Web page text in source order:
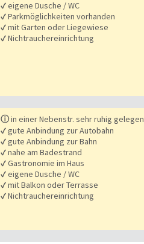
✓eigene Dusche / WC
✓Parkmöglichkeiten vorhanden
✓mit Garten oder Liegewiese
✓Nichtrauchereinrichtung
ⓘin einer Nebenstr. sehr ruhig gelegen
✓gute Anbindung zur Autobahn
✓gute Anbindung zur Bahn
✓nahe am Badestrand
✓Gastronomie im Haus
✓eigene Dusche / WC
✓mit Balkon oder Terrasse
✓Nichtrauchereinrichtung